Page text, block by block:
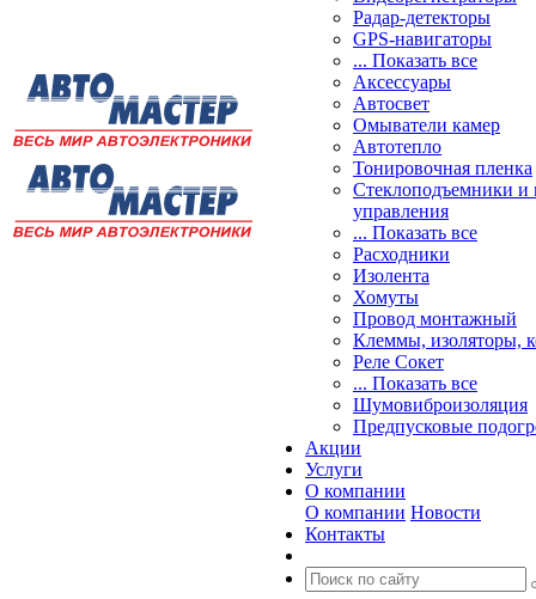
Радар-детекторы
GPS-навигаторы
... Показать все
Аксессуары
Автосвет
Омыватели камер
Автотепло
Тонировочная пленка
Стеклоподъемники и
управления
... Показать все
Расходники
Изолента
Хомуты
Провод монтажный
Клеммы, изоляторы,
Реле Сокет
... Показать все
Шумовиброизоляция
Предпусковые
Акции
Услуги
О компании
О компании Новости
Контакты